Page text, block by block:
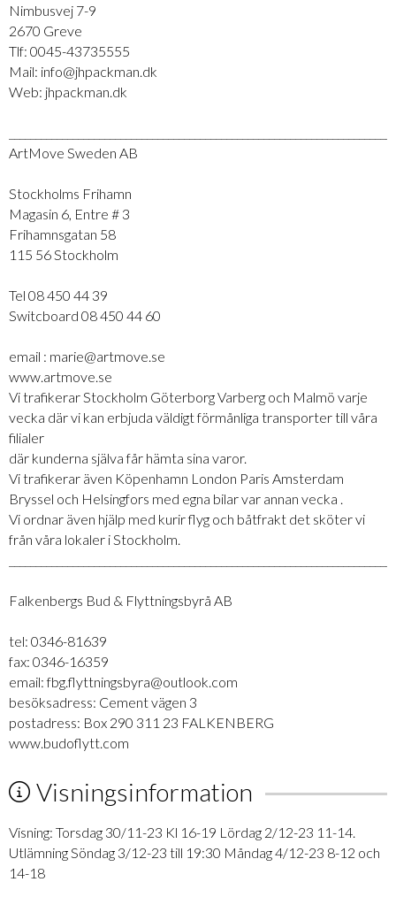
Nimbusvej 7-9
2670 Greve
Tlf: 0045-43735555
Mail: info@jhpackman.dk
Web: jhpackman.dk
ArtMove Sweden AB
Stockholms Frihamn
Magasin 6, Entre # 3
Frihamnsgatan 58
115 56 Stockholm
Tel 08 450 44 39
Switcboard 08 450 44 60
email : marie@artmove.se
www.artmove.se
Vi trafikerar Stockholm Göterborg Varberg och Malmö varje
vecka där vi kan erbjuda väldigt förmånliga transporter till våra
filialer
där kunderna själva får hämta sina varor.
Vi trafikerar även Köpenhamn London Paris Amsterdam
Bryssel och Helsingfors med egna bilar var annan vecka .
Vi ordnar även hjälp med kurir flyg och båtfrakt det sköter vi
från våra lokaler i Stockholm.
Falkenbergs Bud & Flyttningsbyrå AB
tel: 0346-81639
fax: 0346-16359
email: fbg.flyttningsbyra@outlook.com
besöksadress: Cement vägen 3
postadress: Box 290 311 23 FALKENBERG
www.budoflytt.com
Visningsinformation
Visning: Torsdag 30/11-23 Kl 16-19 Lördag 2/12-23 11-14.
Utlämning Söndag 3/12-23 till 19:30 Måndag 4/12-23 8-12 och
14-18